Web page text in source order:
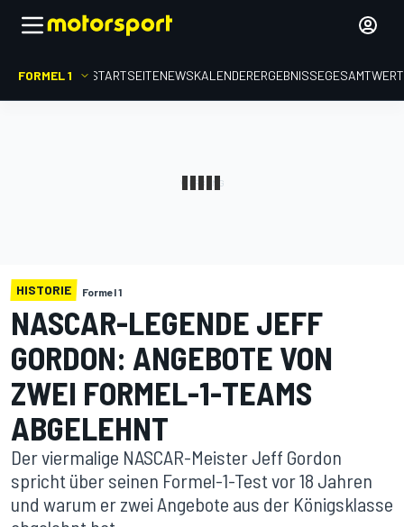
FORMEL 1 STARTSEITENEWSKALENDERERGEBNISSE
HISTORIE Formel 1
NASCAR-LEGENDE JEFF
GORDON: ANGEBOTE VON
ZWEI FORMEL-1-TEAMS
ABGELEHNT
Der viermalige NASCAR-Meister Jeff Gordon
spricht über seinen Formel-1-Test vor 18 Jahren
und warum er zwei Angebote aus der Königsklasse